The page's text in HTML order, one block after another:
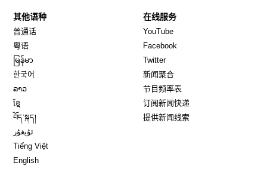
其他语种
普通话
粤语
မြန်မာ
한국어
ລາວ
ខ្មែ
བོད་སྐད།
ئۇيغۇر
Tiếng Việt
English
在线服务
YouTube
Facebook
TwitterOpens in new window
新闻聚合
节目频率表
订阅新闻快递
提供新闻线索